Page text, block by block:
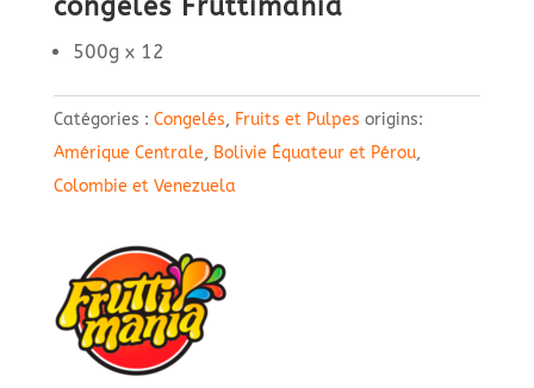
congelés Fruttimania
500g x 12
Catégories : Congelés, Fruits et Pulpes origins:
Amérique Centrale, Bolivie Équateur et Pérou,
Colombie et Venezuela